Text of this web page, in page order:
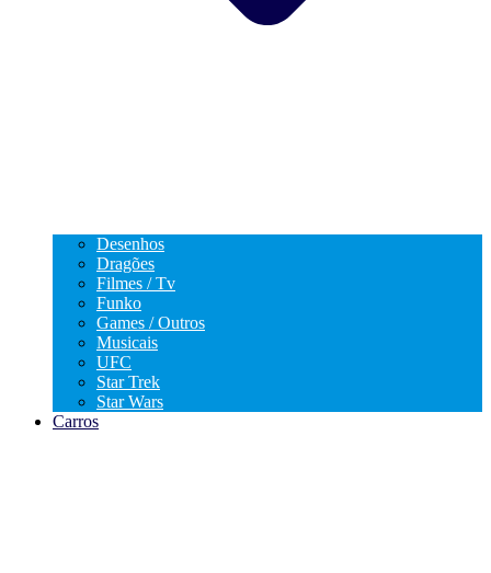
Desenhos
Dragões
Filmes / Tv
Funko
Games / Outros
Musicais
UFC
Star Trek
Star Wars
Carros